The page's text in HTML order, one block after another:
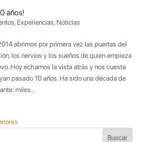
años!
, Experiencias, Noticias
abrimos por primera vez las puertas del
los nervios y los sueños de quien empieza
Hoy echamos la vista atrás y nos cuesta
pasado 10 años. Ha sido una década de
miles...
Buscar